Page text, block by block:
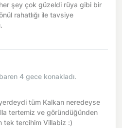
şey çok güzeldi rüya gibi bir
rahatlığı ile tavsiye
4 gece konakladı.
tüm Kalkan neredeyse
tertemiz ve göründüğünden
tek tercihim Villabiz :)